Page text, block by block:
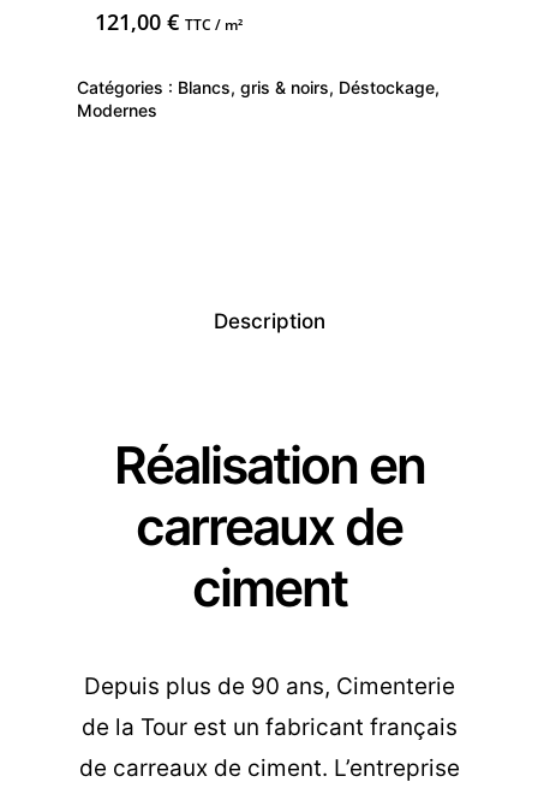
121,00€ TTC / m²
Catégories : Blancs, gris & noirs, Déstockage,
Modernes
Description
Réalisation en
carreaux de
ciment
Depuis plus de 90 ans, Cimenterie
de la Tour est un fabricant français
de carreaux de ciment. L’entreprise